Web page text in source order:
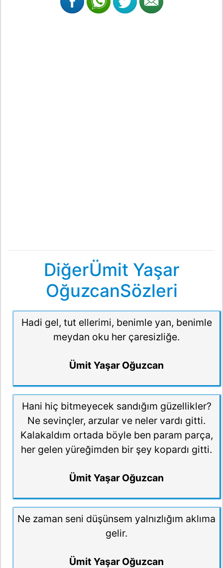
DiğerÜmit Yaşar
OğuzcanSözleri
Hadi gel, tut ellerimi, benimle yan, benimle
meydan oku her çaresizliğe.
Ümit Yaşar Oğuzcan
Hani hiç bitmeyecek sandığım güzellikler?
Ne sevinçler, arzular ve neler vardı gitti.
Kalakaldım ortada böyle ben param parça,
her gelen yüreğimden bir şey kopardı gitti.
Ümit Yaşar Oğuzcan
Ne zaman seni düşünsem yalnızlığım aklıma
gelir.
Ümit Yaşar Oğuzcan